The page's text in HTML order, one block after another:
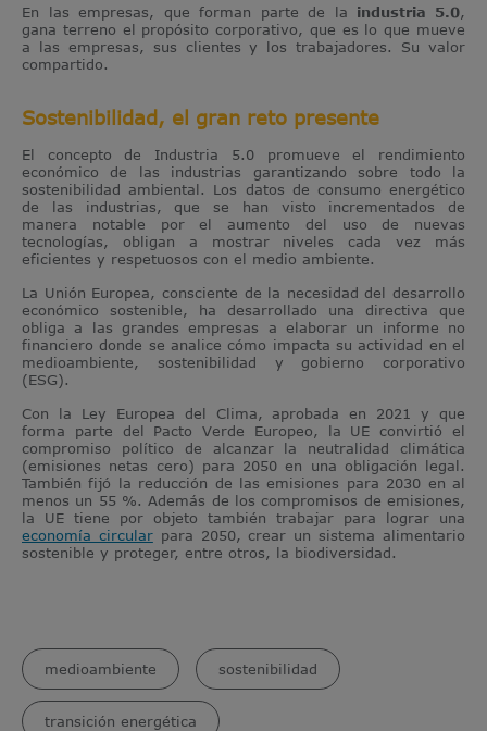
En las empresas, que forman parte de la industria 5.0,
gana terreno el propósito corporativo, que es lo que mueve
a las empresas, sus clientes y los trabajadores. Su valor
compartido.
Sostenibilidad, el gran reto presente
El concepto de Industria 5.0 promueve el rendimiento
económico de las industrias garantizando sobre todo la
sostenibilidad ambiental. Los datos de consumo energético
de las industrias, que se han visto incrementados de
manera notable por el aumento del uso de nuevas
tecnologías, obligan a mostrar niveles cada vez más
eficientes y respetuosos con el medio ambiente.
La Unión Europea, consciente de la necesidad del desarrollo
económico sostenible, ha desarrollado una directiva que
obliga a las grandes empresas a elaborar un informe no
financiero donde se analice cómo impacta su actividad en el
medioambiente, sostenibilidad y gobierno corporativo
(ESG).
Con la Ley Europea del Clima, aprobada en 2021 y que
forma parte del Pacto Verde Europeo, la UE convirtió el
compromiso político de alcanzar la neutralidad climática
(emisiones netas cero) para 2050 en una obligación legal.
También fijó la reducción de las emisiones para 2030 en al
menos un 55 %. Además de los compromisos de emisiones,
la UE tiene por objeto también trabajar para lograr una
economía circularpara 2050, crear un sistema alimentario
sostenible y proteger, entre otros, la biodiversidad.
medioambiente sostenibilidad
transición energética